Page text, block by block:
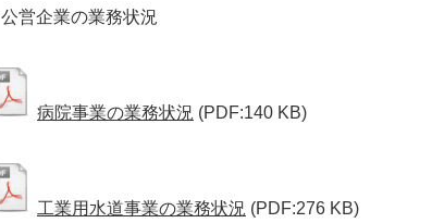
公営企業の業務状況
病院事業の業務状況 (PDF:140 KB)
工業用水道事業の業務状況 (PDF:276 KB)